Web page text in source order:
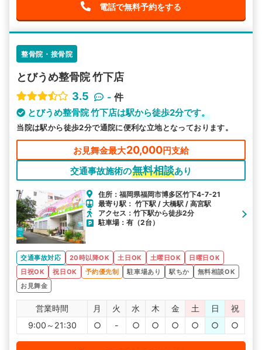
電話で無料予約をする
整骨院・接骨院
とびうめ整骨院 竹下店
3.5
- 件
とびうめ整骨院 竹下店は駅から徒歩2分です。
当院は駅から徒歩2分で通院に便利な立地となっております。
お見舞金最大20,000円支給
交通事故施術の無料相談あり
住所：福岡県福岡市博多区竹下4-7-21
最寄り駅： 竹下駅 / 大橋駅 / 高宮駅
アクセス：竹下駅から徒歩2分
駐車場：有（2台）
交通事故対応 20時以降OK 土日OK 土曜日OK
日曜日OK
日祝OK
祝日OK 予約優先制 駐車場あり 駅ちか
無料相談OK
お見舞金
営業時間 月 火 水 木 金 土 日
祝
9:00～21:30
○ - ○ ○ ○ ○ ○ ○